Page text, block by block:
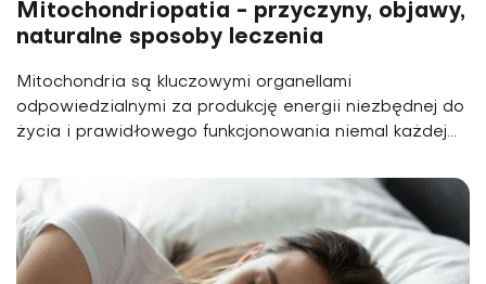
Mitochondriopatia - przyczyny, objawy,
naturalne sposoby leczenia
Mitochondria są kluczowymi organellami
odpowiedzialnymi za produkcję energii niezbędnej do
życia i prawidłowego funkcjonowania niemal każdej...